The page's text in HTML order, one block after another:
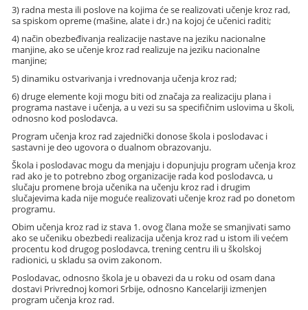
3) radna mesta ili poslove na kojima će se realizovati učenje kroz rad,
sa spiskom opreme (mašine, alate i dr.) na kojoj će učenici raditi;
4) način obezbeđivanja realizacije nastave na jeziku nacionalne
manjine, ako se učenje kroz rad realizuje na jeziku nacionalne
manjine;
5) dinamiku ostvarivanja i vrednovanja učenja kroz rad;
6) druge elemente koji mogu biti od značaja za realizaciju plana i
programa nastave i učenja, a u vezi su sa specifičnim uslovima u školi,
odnosno kod poslodavca.
Program učenja kroz rad zajednički donose škola i poslodavac i
sastavni je deo ugovora o dualnom obrazovanju.
Škola i poslodavac mogu da menjaju i dopunjuju program učenja kroz
rad ako je to potrebno zbog organizacije rada kod poslodavca, u
slučaju promene broja učenika na učenju kroz rad i drugim
slučajevima kada nije moguće realizovati učenje kroz rad po donetom
programu.
Obim učenja kroz rad iz stava 1. ovog člana može se smanjivati samo
ako se učeniku obezbedi realizacija učenja kroz rad u istom ili većem
procentu kod drugog poslodavca, trening centru ili u školskoj
radionici, u skladu sa ovim zakonom.
Poslodavac, odnosno škola je u obavezi da u roku od osam dana
dostavi Privrednoj komori Srbije, odnosno Kancelariji izmenjen
program učenja kroz rad.